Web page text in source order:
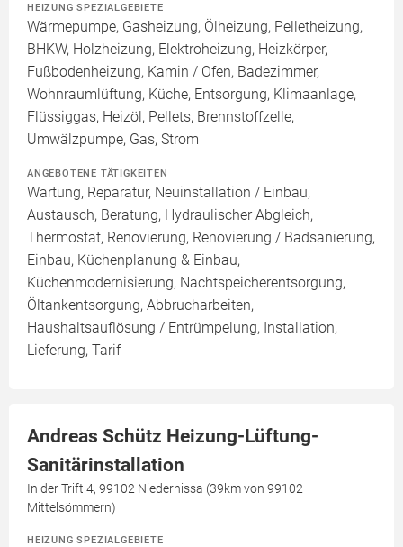
HEIZUNG SPEZIALGEBIETE
Wärmepumpe, Gasheizung, Ölheizung, Pelletheizung,
BHKW, Holzheizung, Elektroheizung, Heizkörper,
Fußbodenheizung, Kamin / Ofen, Badezimmer,
Wohnraumlüftung, Küche, Entsorgung, Klimaanlage,
Flüssiggas, Heizöl, Pellets, Brennstoffzelle,
Umwälzpumpe, Gas, Strom
ANGEBOTENE TÄTIGKEITEN
Wartung, Reparatur, Neuinstallation / Einbau,
Austausch, Beratung, Hydraulischer Abgleich,
Thermostat, Renovierung, Renovierung / Badsanierung,
Einbau, Küchenplanung & Einbau,
Küchenmodernisierung, Nachtspeicherentsorgung,
Öltankentsorgung, Abbrucharbeiten,
Haushaltsauflösung / Entrümpelung, Installation,
Lieferung, Tarif
Andreas Schütz Heizung-Lüftung-
Sanitärinstallation
In der Trift 4, 99102 Niedernissa (39km von 99102
Mittelsömmern)
HEIZUNG SPEZIALGEBIETE